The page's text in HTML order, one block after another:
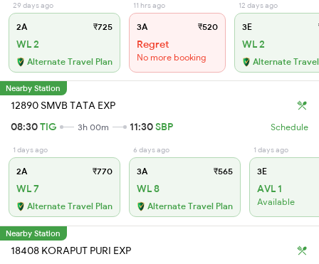
29 days ago
2A ₹725
WL 2
Alternate Travel Plan
11 hrs ago
3A ₹520
Regret
No more booking
12 days ago
3E
WL 2
Alternate
Nearby Station
12890 SMVB TATA EXP
08:30TIG 3h 00m 11:30SBP Schedule
1 days ago
2A ₹770
WL 7
Alternate Travel Plan
6 days ago
3A ₹565
WL 8
Alternate Travel Plan
1 days ago
3E
AVL 1
Available
Nearby Station
18408 KORAPUT PURI EXP